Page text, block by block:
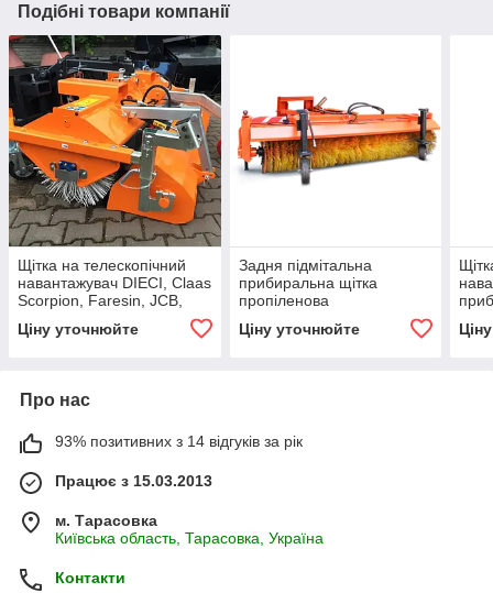
Подібні товари компанії
Щітка на телескопічний
навантажувач DIECI, Claas
Scorpion, Faresin, JCB,
Ціну уточнюйте
Задня підмітальна
прибиральна щітка
пропіленова
Ціну уточнюйте
Про нас
93% позитивних з 14 відгуків за рік
Працює з 15.03.2013
м. Тарасовка
Київська область, Тарасовка, Україна
Контакти